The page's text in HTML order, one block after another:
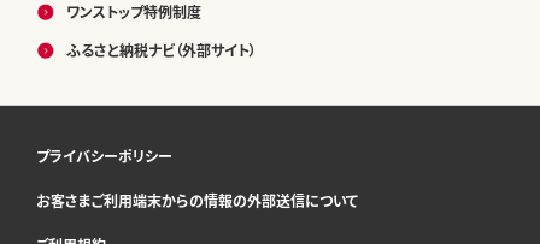
ワンストップ特例制度
ふるさと納税ナビ（外部サイト）
プライバシーポリシー
お客さまご利用端末からの情報の外部送信について